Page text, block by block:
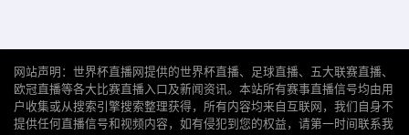
网站声明：世界杯直播网提供的世界杯直播、足球直播、五大联赛直播、
欧冠直播等各大比赛直播入口及新闻资讯。本站所有赛事直播信号均由用
户收集或从搜索引擎搜索整理获得，所有内容均来自互联网，我们自身不
提供任何直播信号和视频内容，如有侵犯到您的权益，请第一时间联系我